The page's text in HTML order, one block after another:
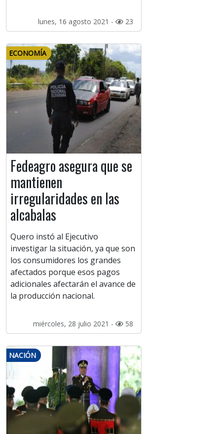
lunes, 16 agosto 2021 - 23
ECONOMÍA
Fedeagro asegura que se
mantienen
irregularidades en las
alcabalas
Quero instó al Ejecutivo
investigar la situación, ya que son
los consumidores los grandes
afectados porque esos pagos
adicionales afectarán el avance de
la producción nacional.
miércoles, 28 julio 2021 - 58
NACIÓN